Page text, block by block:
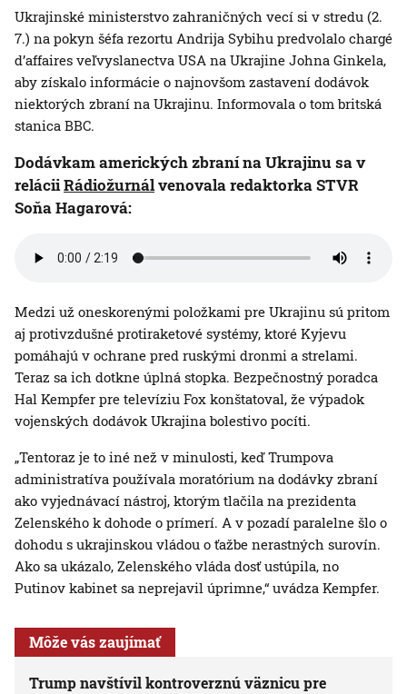
Ukrajinské ministerstvo zahraničných vecí si v stredu (2.
7.) na pokyn šéfa rezortu Andrija Sybihu predvolalo chargé
d’affaires veľvyslanectva USA na Ukrajine Johna Ginkela,
aby získalo informácie o najnovšom zastavení dodávok
niektorých zbraní na Ukrajinu. Informovala o tom britská
stanica BBC.
Dodávkam amerických zbraní na Ukrajinu sa v
reláciiRádiožurnálvenovala redaktorka STVR
Soňa Hagarová:
Medzi už oneskorenými položkami pre Ukrajinu sú pritom
aj protivzdušné protiraketové systémy, ktoré Kyjevu
pomáhajú v ochrane pred ruskými dronmi a strelami.
Teraz sa ich dotkne úplná stopka. Bezpečnostný poradca
Hal Kempfer pre televíziu Fox konštatoval, že výpadok
vojenských dodávok Ukrajina bolestivo pocíti.
„Tentoraz je to iné než v minulosti, keď Trumpova
administratíva používala moratórium na dodávky zbraní
ako vyjednávací nástroj, ktorým tlačila na prezidenta
Zelenského k dohode o prímerí. A v pozadí paralelne šlo o
dohodu s ukrajinskou vládou o ťažbe nerastných surovín.
Ako sa ukázalo, Zelenského vláda dosť ustúpila, no
Putinov kabinet sa neprejavil úprimne,“ uvádza Kempfer.
Môže vás zaujímať
Trump navštívil kontroverznú väznicu pre